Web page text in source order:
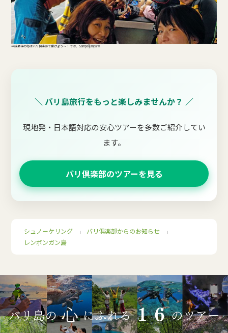
平成最後の冬はバリ倶楽部で弾けよう～！ では、Sampai jumpa~!!
＼ バリ島旅行をもっと楽しみませんか？ ／
現地発・日本語対応の安心ツアーを多数ご紹介してい
ます。
バリ倶楽部のツアーを見る
シュノーケリング ｜ バリ倶楽部からのお知らせ ｜
レンボンガン島